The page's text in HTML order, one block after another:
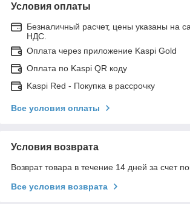
Условия оплаты
Безналичный расчет, цены указаны на
НДС.
Оплата через приложение Kaspi Gold
Оплата по Kaspi QR коду
Kaspi Red - Покупка в рассрочку
Все условия оплаты
Условия возврата
Возврат товара в течение 14 дней за счет
Все условия возврата